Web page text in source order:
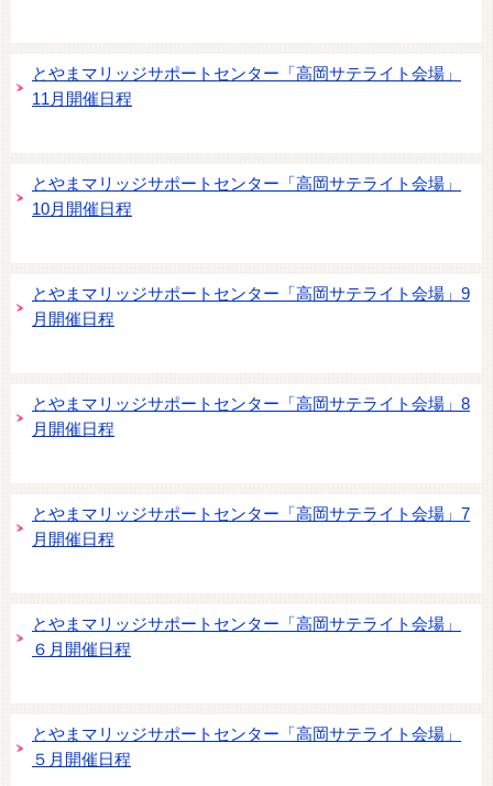
とやまマリッジサポートセンター「高岡サテライト会場」
11月開催日程
とやまマリッジサポートセンター「高岡サテライト会場」
10月開催日程
とやまマリッジサポートセンター「高岡サテライト会場」9
月開催日程
とやまマリッジサポートセンター「高岡サテライト会場」8
月開催日程
とやまマリッジサポートセンター「高岡サテライト会場」7
月開催日程
とやまマリッジサポートセンター「高岡サテライト会場」
６月開催日程
とやまマリッジサポートセンター「高岡サテライト会場」
５月開催日程